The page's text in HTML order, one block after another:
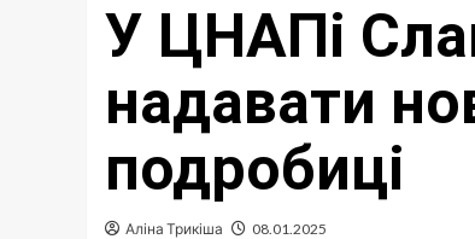
У ЦНАПі
надавати
подробиці
Аліна Трикіша 08.01.2025